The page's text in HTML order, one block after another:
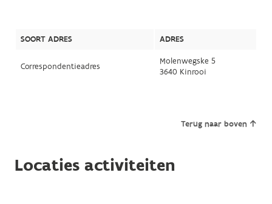
SOORT ADRES ADRES
Correspondentieadres
Molenwegske 5
3640 Kinrooi
Terug naar boven
Locaties activiteiten